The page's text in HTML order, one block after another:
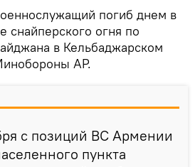
погиб днем в
снайперского огня по
в Кельбаджарском
АР.
с позиций ВС Армении
пункта